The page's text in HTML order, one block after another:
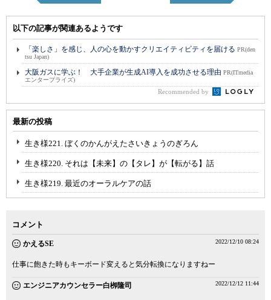
以下の記事が関連あるようです
「楽しさ」を感じ、人の心を動かすクリエイティビティを届ける PR(den
tsu Japan)
大阪ガスに学ぶ！ 大手企業が生成AI導入を成功させる理由 PR(ITmedia
エンタープライズ)
Recommended by
最新の投稿
生き様221. ぼくのかんがえたさいきょうのぎろん
生き様220. それは【未来】の【タレ】が【転がる】話
生き様219. 最近のオーラルケアの話
コメント
かえるSE 2022/12/10 08:24
仕事に飽きた時もキーボード変えると気分転換になりますねー
エンジニアカウンセラー白栁隆司 2022/12/12 11:44